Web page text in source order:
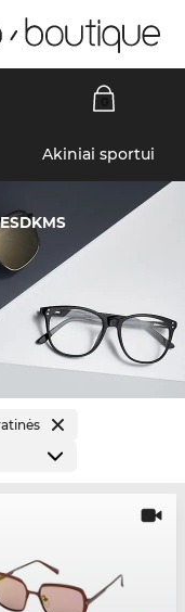
Akiniai sportui